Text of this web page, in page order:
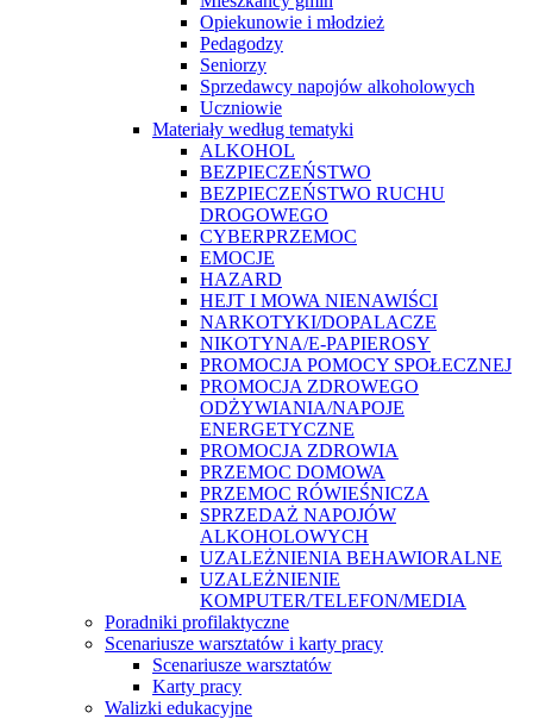
Opiekunowie i młodzież
Pedagodzy
Seniorzy
Sprzedawcy napojów alkoholowych
Uczniowie
Materiały według tematyki
ALKOHOL
BEZPIECZEŃSTWO
BEZPIECZEŃSTWO RUCHU
DROGOWEGO
CYBERPRZEMOC
EMOCJE
HAZARD
HEJT I MOWA NIENAWIŚCI
NARKOTYKI/DOPALACZE
NIKOTYNA/E-PAPIEROSY
PROMOCJA POMOCY SPOŁECZNEJ
PROMOCJA ZDROWEGO
ODŻYWIANIA/NAPOJE
ENERGETYCZNE
PROMOCJA ZDROWIA
PRZEMOC DOMOWA
PRZEMOC RÓWIEŚNICZA
SPRZEDAŻ NAPOJÓW
ALKOHOLOWYCH
UZALEŻNIENIA BEHAWIORALNE
UZALEŻNIENIE
KOMPUTER/TELEFON/MEDIA
Poradniki profilaktyczne
Scenariusze warsztatów i karty pracy
Scenariusze warsztatów
Karty pracy
Walizki edukacyjne